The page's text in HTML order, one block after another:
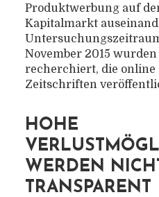
Produktwerbung auf
Kapitalmarkt
November 2015
recherchiert, die online
Zeitschriften
HOHE
WERDEN
TRANSPARENT